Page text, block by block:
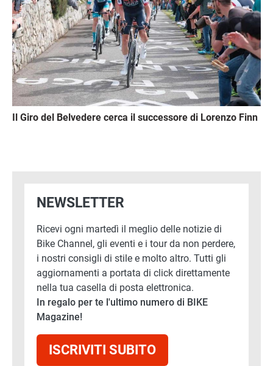
Il Giro del Belvedere cerca il successore di Lorenzo Finn
NEWSLETTER
Ricevi ogni martedì il meglio delle notizie di
Bike Channel, gli eventi e i tour da non perdere,
i nostri consigli di stile e molto altro. Tutti gli
aggiornamenti a portata di click direttamente
nella tua casella di posta elettronica.
In regalo per te l'ultimo numero di BIKE
Magazine!
ISCRIVITI SUBITO